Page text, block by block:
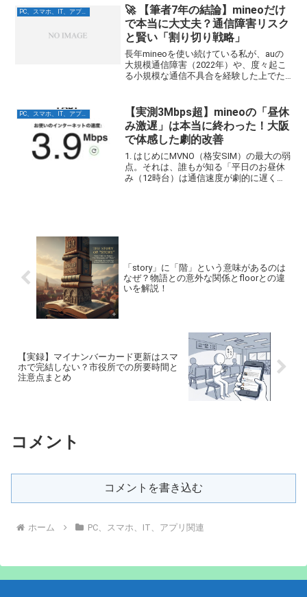
量を確認したら80%台で、交換すべきか
迷っている方も...
PC、スマホ、IT、アプリ関連
🚀 【筆者7年の結論】mineoだけ
で本当に大丈夫？通信障害リスク
と賢い「割り切り戦略」
長年mineoを使い続けている私が、auの
大規模通信障害（2022年）や、度々起こ
る小規模な通信不具合を経験した上でた
確な「割り切り戦略」を持っているから
です。本記...
PC、スマホ、IT、アプリ関連
【実測3Mbps超】mineoの「昼休
み激遅」は本当に終わった！大阪
で体感した劇的改善
1. はじめにMVNO（格安SIM）の最大の弱
点。それは、誰もが知る「平日のお昼休
み（12時台）は通信速度が劇的に遅くな
「story」に「階」という意味があるのは
なぜ？物語との意外な関係とfloorとの違
いを解説！
【実録】マイナンバーカード更新はスマ
ホで完結しない？市役所での所要時間と
注意点まとめ
コメント
コメントを書き込む
ホーム PC、スマホ、IT、アプリ関連